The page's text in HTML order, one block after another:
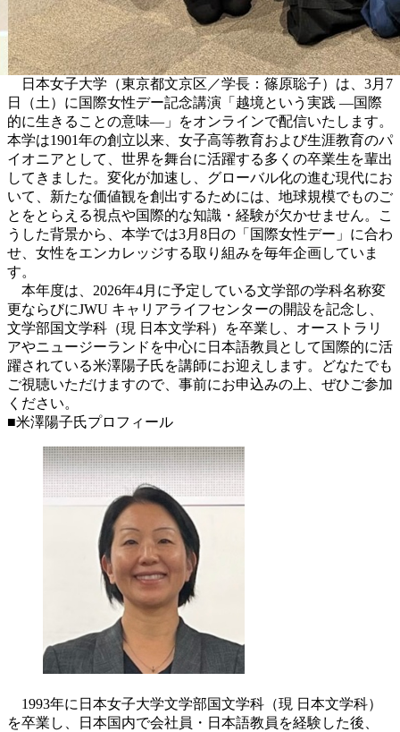
日本女子大学（東京都文京区／学長：篠原聡子）は、3月7
日（土）に国際女性デー記念講演「越境という実践 ―国際
的に生きることの意味―」をオンラインで配信いたします。
本学は1901年の創立以来、女子高等教育および生涯教育のパ
イオニアとして、世界を舞台に活躍する多くの卒業生を輩出
してきました。変化が加速し、グローバル化の進む現代にお
いて、新たな価値観を創出するためには、地球規模でものご
とをとらえる視点や国際的な知識・経験が欠かせません。こ
うした背景から、本学では3月8日の「国際女性デー」に合わ
せ、女性をエンカレッジする取り組みを毎年企画していま
す。
本年度は、2026年4月に予定している文学部の学科名称変
更ならびにJWU キャリアライフセンターの開設を記念し、
文学部国文学科（現 日本文学科）を卒業し、オーストラリ
アやニュージーランドを中心に日本語教員として国際的に活
躍されている米澤陽子氏を講師にお迎えします。どなたでも
ご視聴いただけますので、事前にお申込みの上、ぜひご参加
ください。
■米澤陽子氏プロフィール
1993年に日本女子大学文学部国文学科（現 日本文学科）
を卒業し、日本国内で会社員・日本語教員を経験した後、